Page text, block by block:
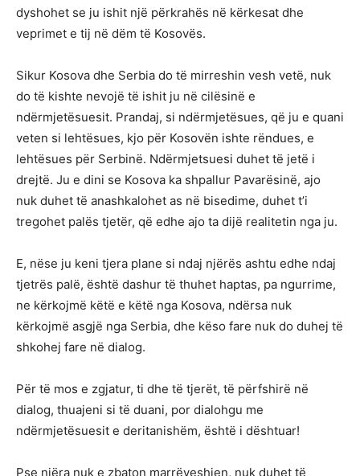
dyshohet se ju ishit një përkrahës në kërkesat dhe
veprimet e tij në dëm të Kosovës.
Sikur Kosova dhe Serbia do të mirreshin vesh vetë, nuk
do të kishte nevojë të ishit ju në cilësinë e
ndërmjetësuesit. Prandaj, si ndërmjetësues, që ju e quani
veten si lehtësues, kjo për Kosovën ishte rëndues, e
lehtësues për Serbinë. Ndërmjetsuesi duhet të jetë i
drejtë. Ju e dini se Kosova ka shpallur Pavarësinë, ajo
nuk duhet të anashkalohet as në bisedime, duhet t’i
tregohet palës tjetër, që edhe ajo ta dijë realitetin nga ju.
E, nëse ju keni tjera plane si ndaj njërës ashtu edhe ndaj
tjetrës palë, është dashur të thuhet haptas, pa ngurrime,
ne kërkojmë këtë e këtë nga Kosova, ndërsa nuk
kërkojmë asgjë nga Serbia, dhe këso fare nuk do duhej të
shkohej fare në dialog.
Për të mos e zgjatur, ti dhe të tjerët, të përfshirë në
dialog, thuajeni si të duani, por dialohgu me
ndërmjetësuesit e deritanishëm, është i dështuar!
Pse njëra nuk e zbaton marrëveshjen, nuk duhet të